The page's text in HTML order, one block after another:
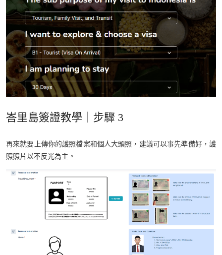
峇里島簽證教學｜步驟 3
再來就要上傳你的護照檔案和個人大頭照，建議可以事先準備好，護
照照片以不反光為主。